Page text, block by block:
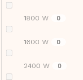
1800 W 0
1600 W 0
2400 W 0